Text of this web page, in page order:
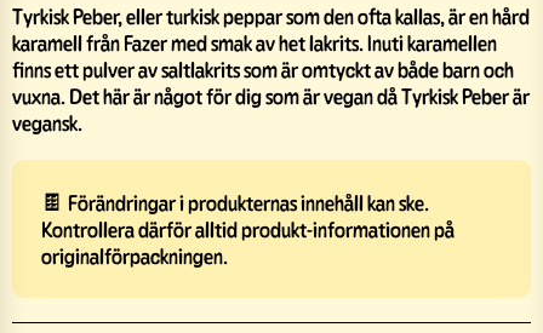
Tyrkisk Peber, eller turkisk peppar som den ofta kallas, är en hård
karamell från Fazer med smak av het lakrits. Inuti karamellen
finns ett pulver av saltlakrits som är omtyckt av både barn och
vuxna. Det här är något för dig som är vegan då Tyrkisk Peber är
vegansk.
🍫 Förändringar i produkternas innehåll kan ske.
Kontrollera därför alltid produkt-informationen på
originalförpackningen.